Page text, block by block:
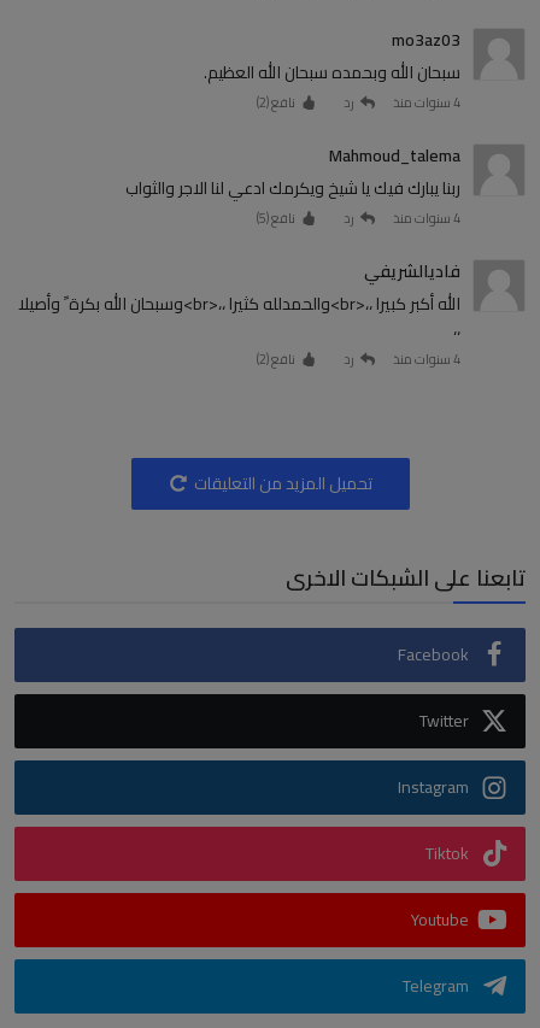
mo3az03
سبحان الله وبحمده سبحان الله العظيم.
4 سنوات منذ رد نافع (2
)
Mahmoud_talema
ربنا يبارك فيك يا شيخ ويكرمك ادعي لنا الاجر والثواب
4 سنوات منذ رد نافع (5
)
فاديالشريفي
الله أكبر كبيرا ،،<br>والحمدلله كثيرا ،،<br>وسبحان الله بكرة ً وأصيلا
،،
4 سنوات منذ رد نافع (2
)
تحميل المزيد من التعليقات
تابعنا على الشبكات الاخرى
Facebook
Twitter
Instagram
Tiktok
Youtube
Telegram